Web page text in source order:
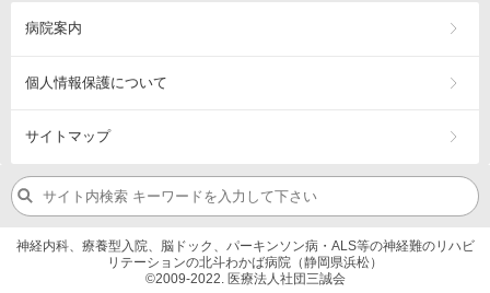
病院案内
個人情報保護について
サイトマップ
神経内科、療養型入院、脳ドック、パーキンソン病・ALS等の神経難のリハビ
リテーションの北斗わかば病院（静岡県浜松）
©2009-2022. 医療法人社団三誠会